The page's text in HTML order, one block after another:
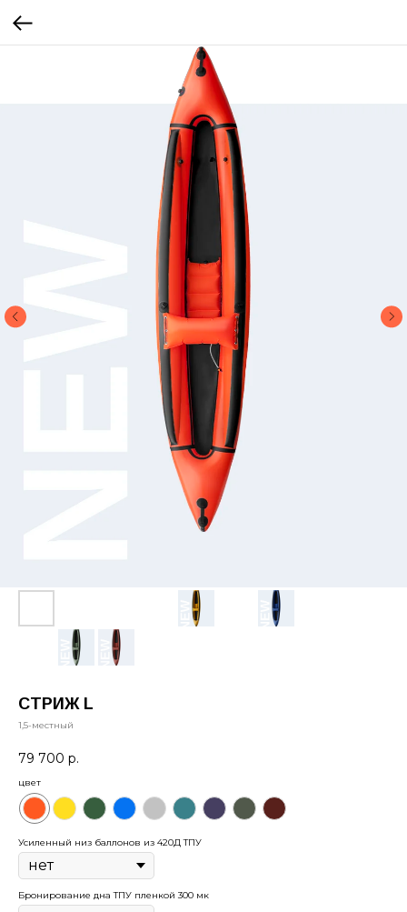
СТРИЖ L
1,5-местный
79 700 р.
цвет
Усиленный низ баллонов из 420Д ТПУ
Бронирование дна ТПУ пленкой 300 мк